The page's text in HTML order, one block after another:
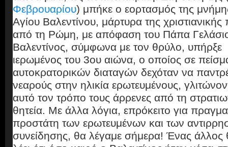
Φεβρουαρίου) μπήκε ο εορτασμός της
Αγίου Βαλεντίνου, μάρτυρα της χριστιανικής
από τη Ρώμη, με απόφαση του Πάπα
Βαλεντίνος, σύμφωνα με τον θρύλο, υπήρξε
ιερωμένος του 3ου αιώνα, ο οποίος σε
αυτοκρατορικών διαταγών δεχόταν να
νεαρούς στην ηλικία ερωτευμένους,
αυτό τον τρόπο τους άρρενες από τη
θητεία. Με άλλα λόγια, επρόκειτο για
προστάτη των ερωτευμένων και των
συνείδησης, θα λέγαμε σήμερα! Ένας άλλος